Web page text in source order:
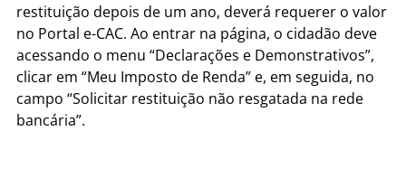
restituição depois de um ano, deverá requerer o valor
no Portal e-CAC. Ao entrar na página, o cidadão deve
acessando o menu “Declarações e Demonstrativos”,
clicar em “Meu Imposto de Renda” e, em seguida, no
campo “Solicitar restituição não resgatada na rede
bancária”.